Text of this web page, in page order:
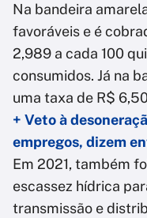
Na bandeira
favoráveis e é
2,989 a cada 100
consumidos. Já na
uma taxa de R$
+ Veto à
empregos, dizem
Em 2021, também
escassez hídrica
transmissão e